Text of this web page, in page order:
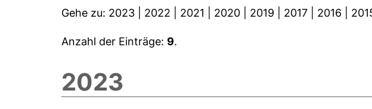
Gehe zu: 2023 2022 2021 2020 2019 2017 2016
Anzahl der Einträge: 9.
2023